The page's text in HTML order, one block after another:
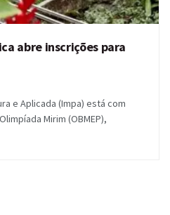
abre inscrições para
e Aplicada (Impa) está com
Mirim (OBMEP),